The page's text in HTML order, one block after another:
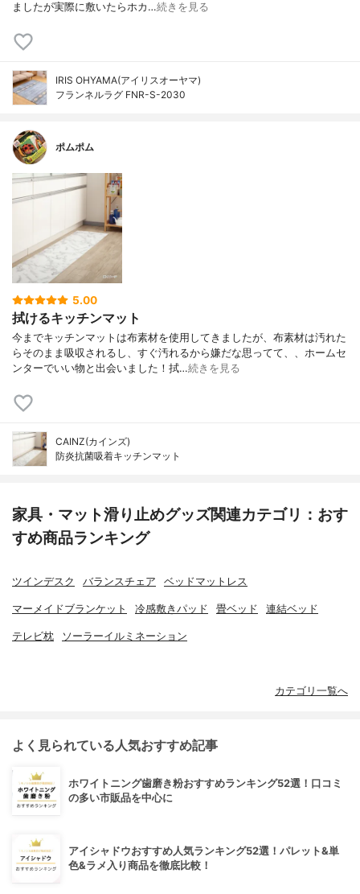
ましたが実際に敷いたらホカ…続きを見る
IRIS OHYAMA(アイリスオーヤマ)
フランネルラグ FNR-S-2030
ポムポム
5.00
拭けるキッチンマット
今までキッチンマットは布素材を使用してきましたが、布素材は汚れた
らそのまま吸収されるし、すぐ汚れるから嫌だな思ってて、、ホームセ
ンターでいい物と出会いました！拭…続きを見る
CAINZ(カインズ)
防炎抗菌吸着キッチンマット
家具・マット滑り止めグッズ関連カテゴリ：おす
すめ商品ランキング
ツインデスク バランスチェア ベッドマットレス
マーメイドブランケット 冷感敷きパッド 畳ベッド 連結ベッド
テレビ枕 ソーラーイルミネーション
カテゴリ一覧へ
よく見られている人気おすすめ記事
ホワイトニング歯磨き粉おすすめランキング52選！口コミ
の多い市販品を中心に
アイシャドウおすすめ人気ランキング52選！パレット&単
色&ラメ入り商品を徹底比較！